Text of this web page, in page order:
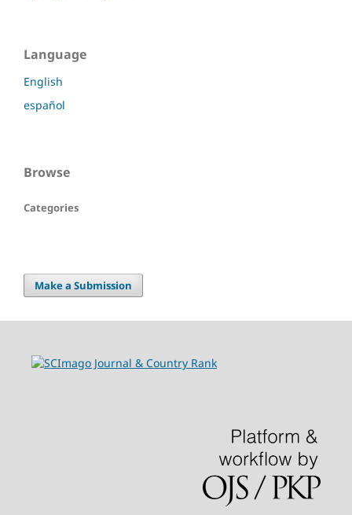
Language
English
español
Browse
Categories
Make a Submission